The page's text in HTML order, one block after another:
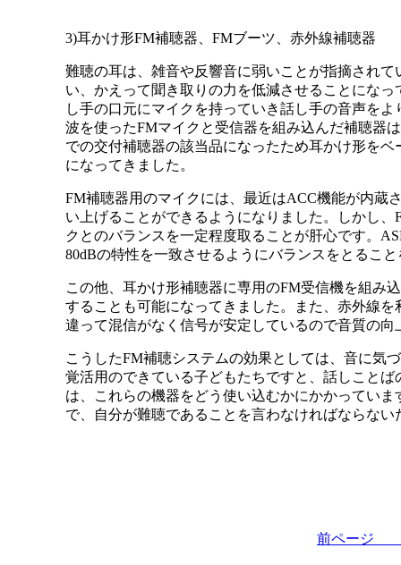
3)耳かけ形FM補聴器、FMブーツ、赤外線補聴器
難聴の耳は、雑音や反響音に弱いことが指摘され
い、かえって聞き取りの力を低減させることにな
し手の口元にマイクを持っていき話し手の音声を
波を使ったFMマイクと受信器を組み込んだ補聴器
での交付補聴器の該当品になったため耳かけ形を
になってきました。
FM補聴器用のマイクには、最近はACC機能が内蔵
い上げることができるようになりました。しかし
クとのバランスを一定程度取ることが肝心です。
80dBの特性を一致させるようにバランスをとるこ
この他、耳かけ形補聴器に専用のFM受信機を組み
することも可能になってきました。また、赤外線
違って混信がなく信号が安定しているので音質の向
こうしたFM補聴システムの効果としては、音に気
覚活用のできている子どもたちですと、話しこと
は、これらの機器をどう使い込むかにかかってい
で、自分が難聴であることを言わなければならな
前ペー